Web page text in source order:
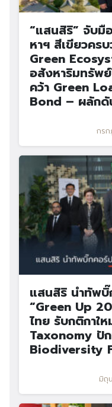
“แสนสิริ” จับมื
หาฯ สีเขียวคร
Green
อสังหาริมทรัพ
คว้า Green
Bond – ผลักดั
กร
แสนสิริ นำทัพ
“Green Up
ไทย รับกติกาใ
Taxonomy ปั
Biodiversity
มิถุ